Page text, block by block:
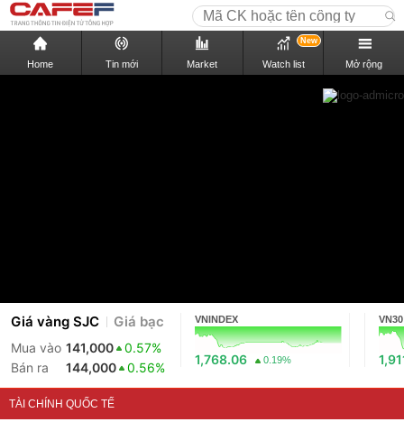
Home Tin mới Market Watch list
New
Mở rộng
Giá vàng SJC Giá bạc
Mua vào 141,000
0.57%
Bán ra
144,000 0.56%
VNINDEX
1,768.06 0.19%
VN30
TÀI CHÍNH QUỐC TẾ